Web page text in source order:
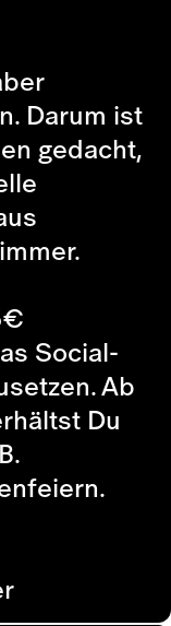
Darum ist
gedacht,
€
Social-
Ab
Du